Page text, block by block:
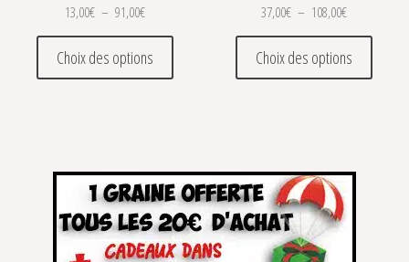
13,00€ – 91,00€Plage de prix : 13,00€ à 91,00€
Choix des options
Ce produit a plusieurs variations. Les
37,00€ – 108,00€Plage de
Choix des options
Ce